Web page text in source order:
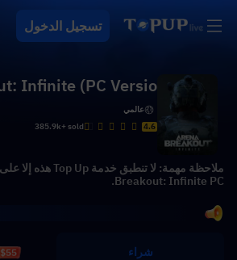
تسجيل الدخول
Infinite (PC Versio
n) عالمي
4.6
385.9k+ sold
Breakout: Infinite PC.
شراء $55